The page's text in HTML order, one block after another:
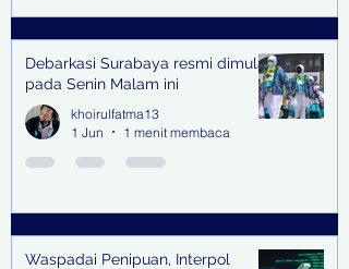
Debarkasi Surabaya resmi dimulai
pada Senin Malam ini
khoirulfatma13
1 Jun
1 menit membaca
Waspadai Penipuan, Interpol